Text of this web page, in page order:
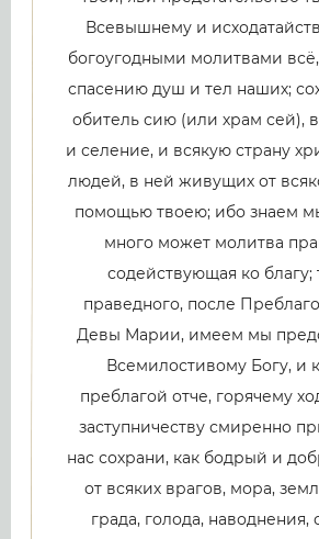
Всевышнему и
богоугодными молитвами
спасению душ и тел наших;
обитель сию (или храм сей),
и селение, и всякую страну
людей, в ней живущих от
помощью твоею; ибо знаем
много может молитва
содействующая ко благу;
праведного, после
Девы Марии, имеем мы
Всемилостивому Богу, и
преблагой отче, горячему
заступничеству смиренно
нас сохрани, как бодрый и
от всяких врагов, мора,
града, голода, наводнения,